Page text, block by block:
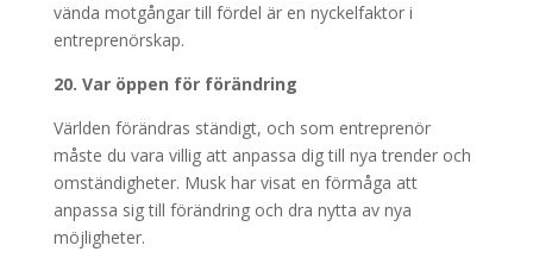
vända motgångar till fördel är en nyckelfaktor i
entreprenörskap.
20. Var öppen för förändring
Världen förändras ständigt, och som entreprenör
måste du vara villig att anpassa dig till nya trender och
omständigheter. Musk har visat en förmåga att
anpassa sig till förändring och dra nytta av nya
möjligheter.